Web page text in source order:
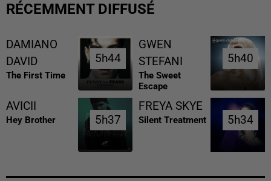
RÉCEMMENT DIFFUSÉ
DAMIANO
DAVID
The First Time
5h44
5h44
GWEN
STEFANI
The Sweet
Escape
5h40
5h40
AVICII
Hey Brother 5h37
5h37
FREYA SKYE
Silent Treatment 5h34
5h34